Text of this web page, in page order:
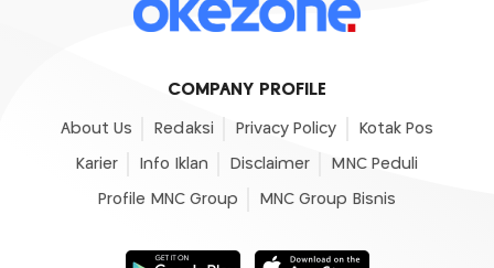
COMPANY PROFILE
About Us Redaksi Privacy Policy Kotak Pos
Karier Info Iklan Disclaimer MNC Peduli
Profile MNC Group MNC Group Bisnis